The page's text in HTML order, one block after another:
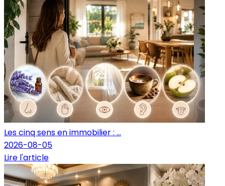
Les cinq sens en immobilier : ...
2026-08-05
Lire l'article